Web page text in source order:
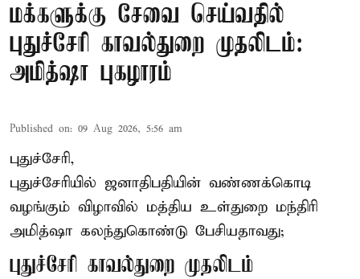
மக்களுக்கு சேவை செய்வதில்
புதுச்சேரி காவல்துறை முதலிடம்:
அமித்ஷா புகழாரம்
Published on: 09 Aug 2026, 5:56 am
புதுச்சேரி,
புதுச்சேரியில் ஜனாதிபதியின் வண்ணக்கொடி
வழங்கும் விழாவில் மத்திய உள்துறை மந்திரி
அமித்ஷா கலந்துகொண்டு பேசியதாவது;
புதுச்சேரி காவல்துறை முதலிடம்